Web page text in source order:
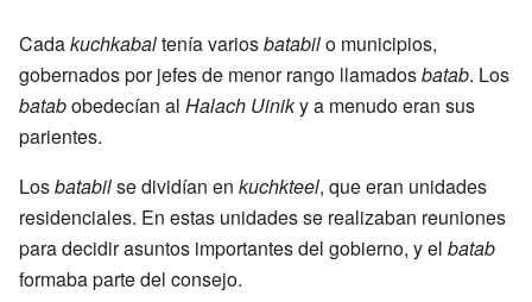
Cadakuchkabaltenía variosbatabilo municipios,
gobernados por jefes de menor rango llamadosbatab. Los
batabobedecían al Halach Uiniky a menudo eran sus
parientes.
Losbatabilse dividían en kuchkteel, que eran unidades
residenciales. En estas unidades se realizaban reuniones
para decidir asuntos importantes del gobierno, y el batab
formaba parte del consejo.